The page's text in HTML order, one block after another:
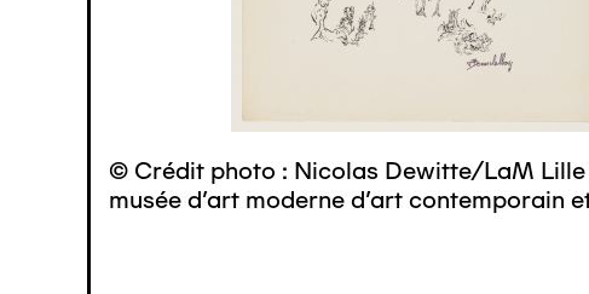
© Crédit photo : Nicolas Dewitte/LaM
musée d’art moderne d’art contemporain